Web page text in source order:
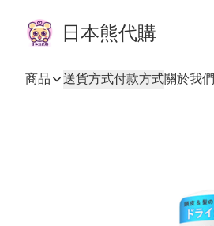
日本熊代購
商品 送貨方式付款方式關於我們